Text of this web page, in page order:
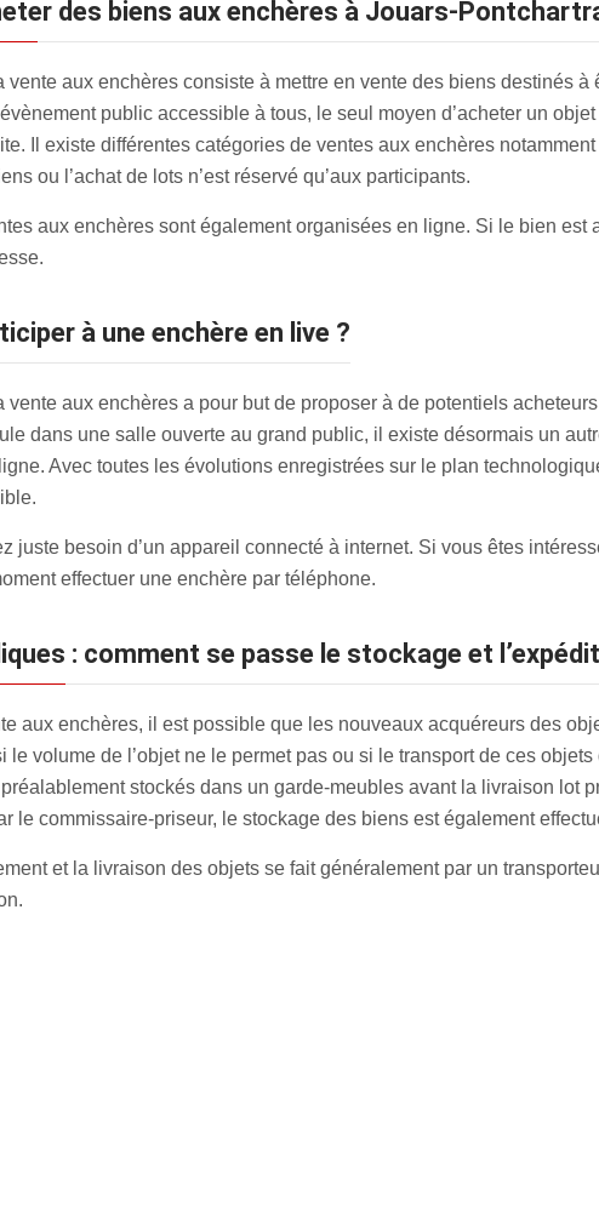
des biens aux enchères à Jouars-
aux enchères consiste à mettre en vente des biens destinés
public accessible à tous, le seul moyen d’acheter un
Il existe différentes catégories de ventes aux enchères
ou l’achat de lots n’est réservé qu’aux participants.
aux enchères sont également organisées en ligne. Si le bien
à une enchère en live ?
vente aux enchères a pour but de proposer à de potentiels
dans une salle ouverte au grand public, il existe désormais un
ligne. Avec toutes les évolutions enregistrées sur le plan
juste besoin d’un appareil connecté à internet. Si vous êtes
effectuer une enchère par téléphone.
: comment se passe le stockage et
aux enchères, il est possible que les nouveaux acquéreurs des
le volume de l’objet ne le permet pas ou si le transport de ces
stockés dans un garde-meubles avant la livraison lot
le commissaire-priseur, le stockage des biens est également
et la livraison des objets se fait généralement par un